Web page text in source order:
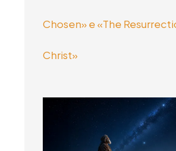
Chosen» e «The
Christ»